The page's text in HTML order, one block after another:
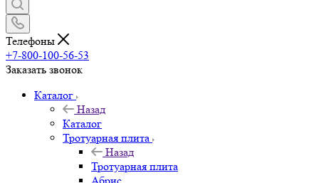
Телефоны
+7-800-100-56-53
Заказать звонок
Каталог
Назад
Каталог
Тротуарная плита
Назад
Тротуарная плита